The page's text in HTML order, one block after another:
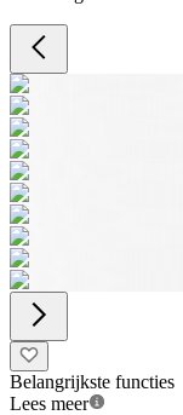
Belangrijkste functies
Lees meer